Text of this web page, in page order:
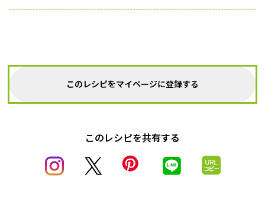
このレシピをマイページに登録する
このレシピを共有する